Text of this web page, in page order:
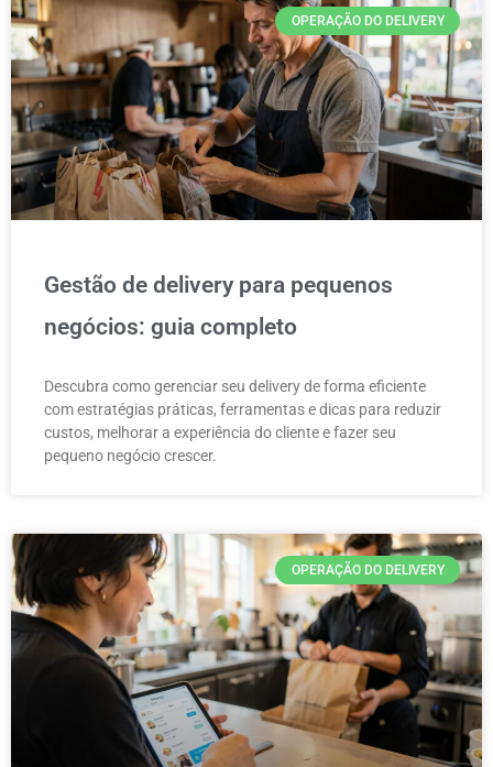
OPERAÇÃO DO DELIVERY
Gestão de delivery para pequenos
negócios: guia completo
Descubra como gerenciar seu delivery de forma eficiente
com estratégias práticas, ferramentas e dicas para reduzir
custos, melhorar a experiência do cliente e fazer seu
pequeno negócio crescer.
OPERAÇÃO DO DELIVERY